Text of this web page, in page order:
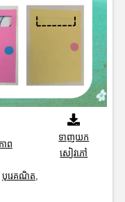
ាព
បុរេគណិត
ទាញយក
សៀវភៅ